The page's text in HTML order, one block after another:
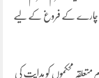
چارے کے فروغ کے لیے
محکموں کو ہدایت کی